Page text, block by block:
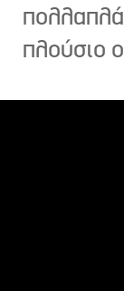
πολλαπλά
πλούσιο